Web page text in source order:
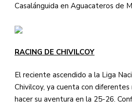
Casalánguida en Aguacateros de
RACING DE CHIVILCOY
El reciente ascendido a la Liga
Chivilcoy, ya cuenta con
hacer su aventura en la 25-26.